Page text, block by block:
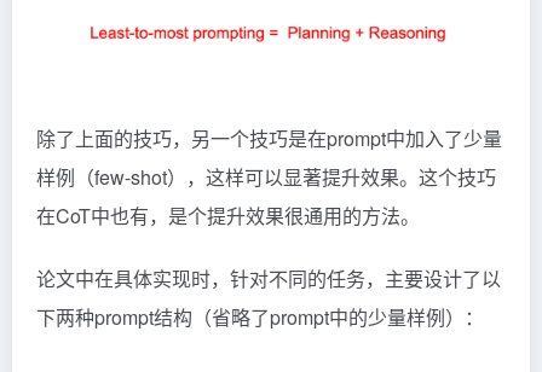
除了上面的技巧，另一个技巧是在prompt中加入了少量
样例（few-shot），这样可以显著提升效果。这个技巧
在CoT中也有，是个提升效果很通用的方法。
论文中在具体实现时，针对不同的任务，主要设计了以
下两种prompt结构（省略了prompt中的少量样例）：